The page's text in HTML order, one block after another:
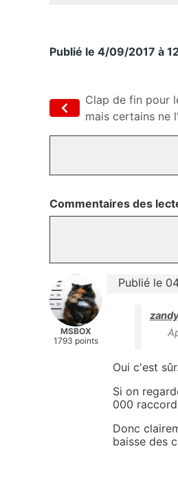
Publié le 4/09/2017 à
Clap de fin pour
mais certains ne
Commentaires des
MSBOX
1793 points
Publié le
Oui c'est sûr.
Si on
000
Donc
baisse des